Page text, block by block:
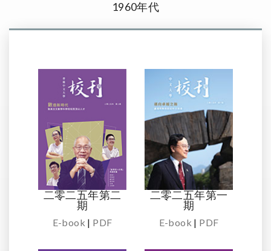
1960年代
二零二五年第二
期
E-book | PDF
二零二五年第一
期
E-book | PDF